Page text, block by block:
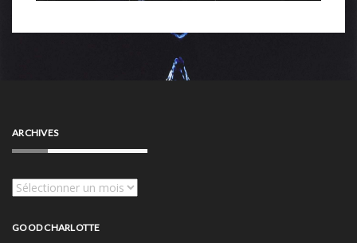
ARCHIVES
Archives
GOOD CHARLOTTE